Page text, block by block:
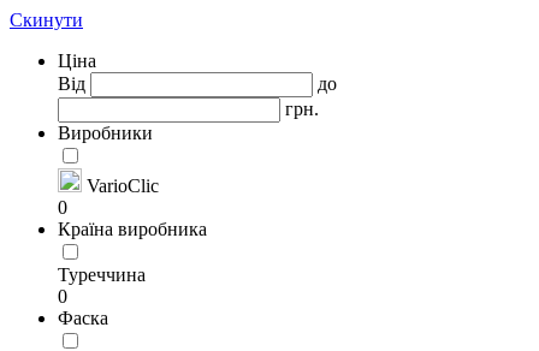
Скинути
Ціна
Від
до
грн.
Виробники
VarioClic
0
Країна виробника
Туреччина
0
Фаска